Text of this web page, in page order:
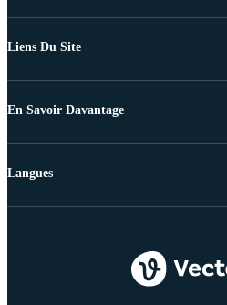
Liens Du Site
En Savoir Davantage
Langues